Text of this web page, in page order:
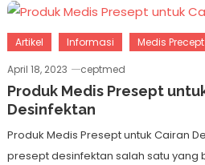
Artikel Informasi
Medis Precept
April 18, 2023
ceptmed
Produk Medis Presept
Desinfektan
Produk Medis Presept untuk Cairan
presept desinfektan salah satu yang